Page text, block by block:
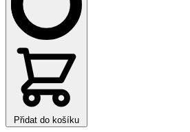
Přidat do košíku